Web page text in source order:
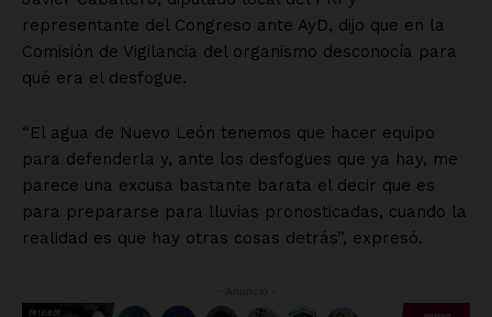
representante del Congreso ante AyD, dijo que en la
Comisión de Vigilancia del organismo desconocía para
qué era el desfogue.
“El agua de Nuevo León tenemos que hacer equipo
para defenderla y, ante los desfogues que ya hay, me
parece una excusa bastante barata el decir que es
para prepararse para lluvias pronosticadas, cuando la
realidad es que hay otras cosas detrás”, expresó.